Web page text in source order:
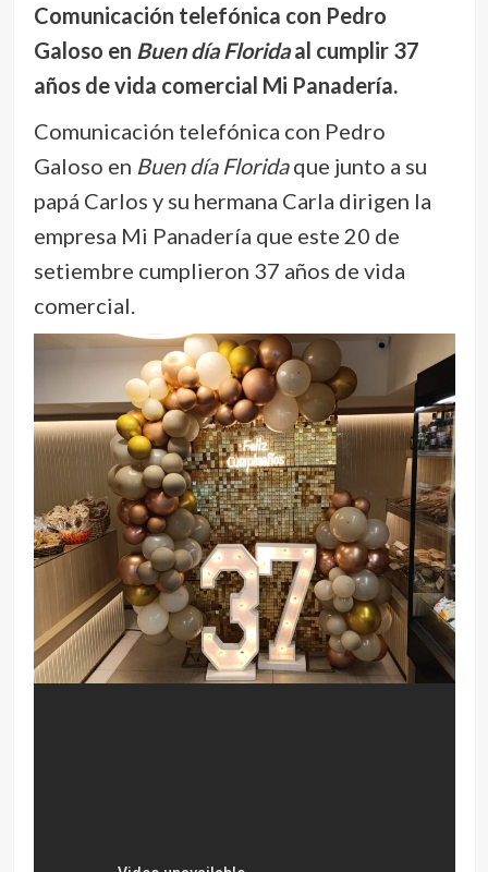
Comunicación telefónica con Pedro
Galoso en Buen día Floridaal cumplir 37
años de vida comercial Mi Panadería.
Comunicación telefónica con Pedro
Galoso en Buen día Floridaque junto a su
papá Carlos y su hermana Carla dirigen la
empresa Mi Panadería que este 20 de
setiembre cumplieron 37 años de vida
comercial.